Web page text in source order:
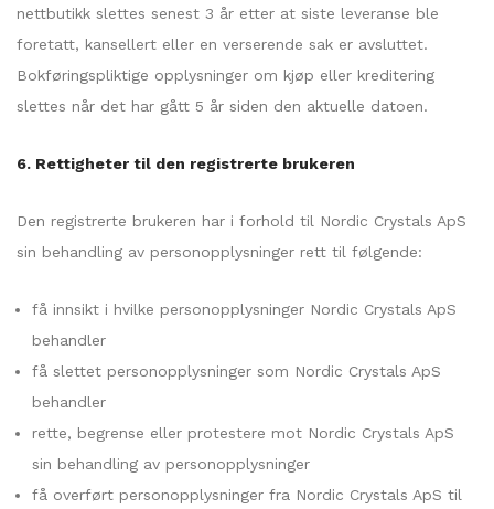
nettbutikk slettes senest 3 år etter at siste leveranse ble
foretatt, kansellert eller en verserende sak er avsluttet.
Bokføringspliktige opplysninger om kjøp eller kreditering
slettes når det har gått 5 år siden den aktuelle datoen.
6. Rettigheter til den registrerte brukeren
Den registrerte brukeren har i forhold til Nordic Crystals ApS
sin behandling av personopplysninger rett til følgende:
få innsikt i hvilke personopplysninger Nordic Crystals ApS
behandler
få slettet personopplysninger som Nordic Crystals ApS
behandler
rette, begrense eller protestere mot Nordic Crystals ApS
sin behandling av personopplysninger
få overført personopplysninger fra Nordic Crystals ApS til